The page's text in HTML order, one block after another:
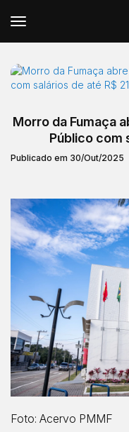
Morro da Fumaça
Público com
Publicado em 30/Out/2025
Foto: Acervo PMMF